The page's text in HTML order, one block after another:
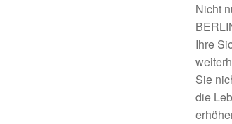
Nicht
Ihre
Sie
die